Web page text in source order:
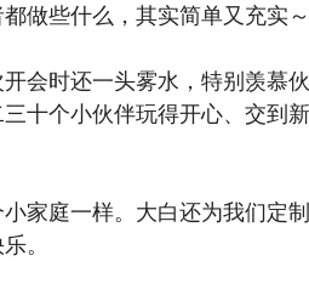
做些什么，其实简单又充实～
会时还一头雾水，特别羡慕
十个小伙伴玩得开心、交到
家庭一样。大白还为我们定
。